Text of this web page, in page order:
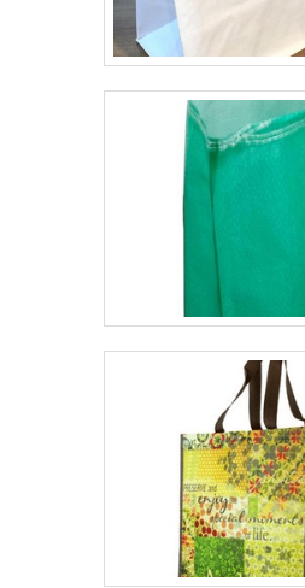
E QUALIDADE
Comércio de Sacaria é
que há de melhor em
transparente. Os clientes
como sacaria para entulho
valvulada.Tem rótulo de
comprometida com seus
empresa responsável,
possíveis pelo fato de a
escritório de alta
realizadas as atividades
suficiente para
demandas. Tudo isso,
performance de uma equipe
de consultores associados e
qualidade, fecha todo o ciclo
excelência para toda a carteira